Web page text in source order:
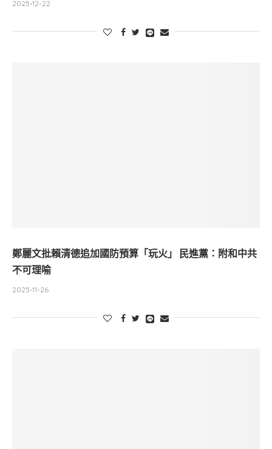
2025-12-22
鄭麗文批賴清德追加國防預算「玩火」 民進黨：附和中共
不可理喻
2025-11-26